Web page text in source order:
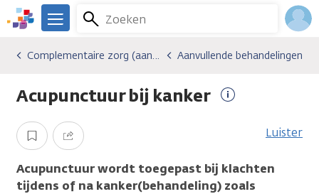
Overslaan
en
gaan
We
er
je.
Zoeken
Menu
Gevolgen van kanker
Complementaire zorg (aanvullende zorg) bij kanker
Aanvullende behandelingen
Complementaire zorg (aanvullende zorg) bij kanker
Aanvullende behandelingen
Acupunctuur bij kanker
informatie
Opslaan Delen Luister
Acupunctuur wordt toegepast bij klachten
tijdens of na kanker(behandeling) zoals